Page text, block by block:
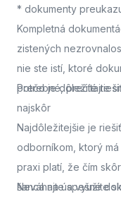
* dokumenty
Kompletná
zistených
nie ste istí, ktoré
potrebné, prečítajte
Prečo je dôležité
najskôr
Najdôležitejšie je
odborníkom, ktorý
praxi platí, že čím
šanca na úspešné
Neváhajte a využite